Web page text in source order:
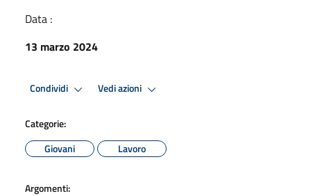
Data :
13 marzo 2024
Condividi Vedi azioni
Categorie:
Giovani
Lavoro
Argomenti: